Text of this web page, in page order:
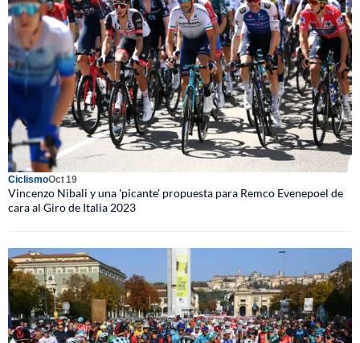
CiclismoOct 19
Vincenzo Nibali y una 'picante' propuesta para Remco Evenepoel de
cara al Giro de Italia 2023